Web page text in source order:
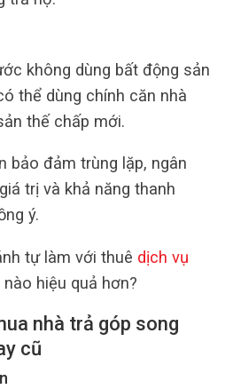
không dùng bất động sản
thể dùng chính căn nhà
thế chấp mới.
bảo đảm trùng lặp, ngân
trị và khả năng thanh
ý.
tự làm với thuê dịch vụ
nào hiệu quả hơn?
nhà trả góp song
cũ